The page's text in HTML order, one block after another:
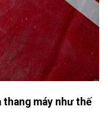
thang máy như thế